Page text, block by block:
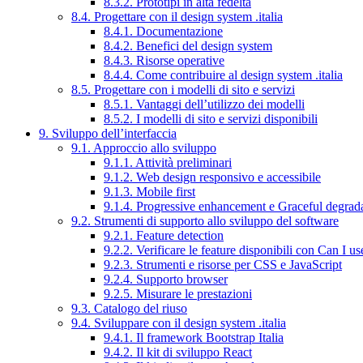
8.4. Progettare con il design system .italia
8.4.1. Documentazione
8.4.2. Benefici del design system
8.4.3. Risorse operative
8.4.4. Come contribuire al design system .italia
8.5. Progettare con i modelli di sito e servizi
8.5.1. Vantaggi dell’utilizzo dei modelli
8.5.2. I modelli di sito e servizi disponibili
9. Sviluppo dell’interfaccia
9.1. Approccio allo sviluppo
9.1.1. Attività preliminari
9.1.2. Web design responsivo e accessibile
9.1.3. Mobile first
9.1.4. Progressive enhancement e Graceful
9.2. Strumenti di supporto allo sviluppo del software
9.2.1. Feature detection
9.2.2. Verificare le feature disponibili con Can I
9.2.3. Strumenti e risorse per CSS e JavaScript
9.2.4. Supporto browser
9.2.5. Misurare le prestazioni
9.3. Catalogo del riuso
9.4. Sviluppare con il design system .italia
9.4.1. Il framework Bootstrap Italia
9.4.2. Il kit di sviluppo React